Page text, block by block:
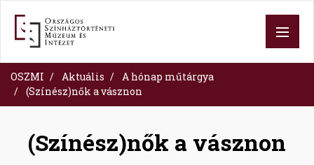
tartalomra
OSZMI Aktuális
A hónap műtárgya
(Színész)nők a vásznon
(Színész)nők a vásznon